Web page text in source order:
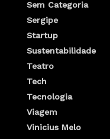
Sem Categoria
Sergipe
Startup
Sustentabilidade
Teatro
Tech
Tecnologia
Viagem
Vinicius Melo